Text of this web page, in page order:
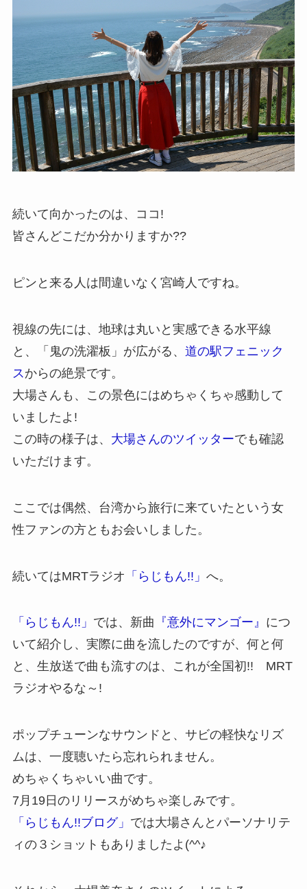
続いて向かったのは、ココ!
皆さんどこだか分かりますか??
ピンと来る人は間違いなく宮崎人ですね。
視線の先には、地球は丸いと実感できる水平線
と、「鬼の洗濯板」が広がる、 道の駅フェニック
ス からの絶景です。
大場さんも、この景色にはめちゃくちゃ感動して
いましたよ!
この時の様子は、 大場さんのツイッターでも確認
いただけます。
ここでは偶然、台湾から旅行に来ていたという女
性ファンの方ともお会いしました。
続いてはMRTラジオ 「らじもん!!」 へ。
「らじもん!!」 では、新曲 『意外にマンゴー』 につ
いて紹介し、実際に曲を流したのですが、何と何
と、生放送で曲も流すのは、これが全国初!! MRT
ラジオやるな～!
ポップチューンなサウンドと、サビの軽快なリズ
ムは、一度聴いたら忘れられません。
めちゃくちゃいい曲です。
7月19日のリリースがめちゃ楽しみです。
「らじもん!!ブログ」 では大場さんとパーソナリテ
ィの３ショットもありましたよ(^^♪